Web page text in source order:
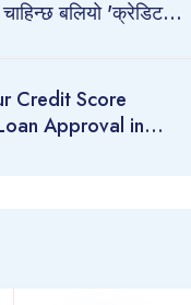
बलियो 'क्रेडिट
Credit Score
Approval in